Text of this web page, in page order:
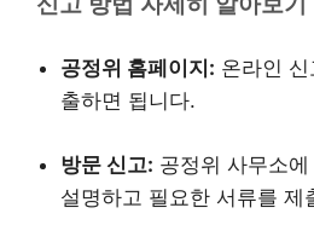
공정위 홈페이지: 온라인
출하면 됩니다.
방문 신고: 공정위 사무소
설명하고 필요한 서류를 제